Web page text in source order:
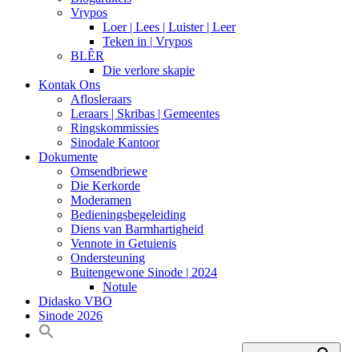
Vrypos
Loer | Lees | Luister | Leer
Teken in | Vrypos
BLÊR
Die verlore skapie
Kontak Ons
Aflosleraars
Leraars | Skribas | Gemeentes
Ringskommissies
Sinodale Kantoor
Dokumente
Omsendbriewe
Die Kerkorde
Moderamen
Bedieningsbegeleiding
Diens van Barmhartigheid
Vennote in Getuienis
Ondersteuning
Buitengewone Sinode | 2024
Notule
Didasko VBO
Sinode 2026